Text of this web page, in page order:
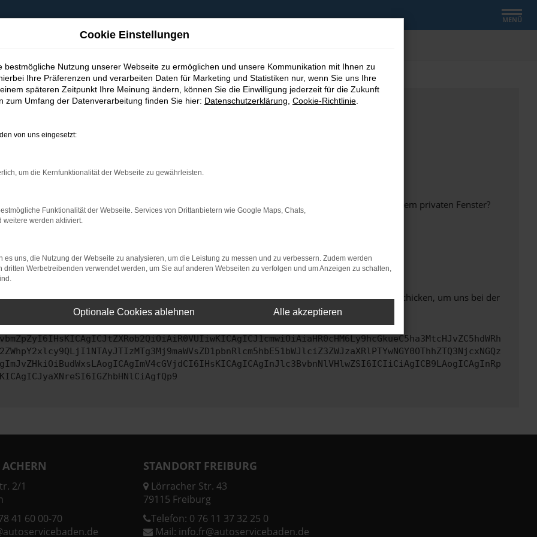
MENÜ
bestimmter Seiten verhindern. Funktioniert die Seite in einem anderen Browser oder in einem privaten Fenster?
beheben.
auf dem neuesten Stand sind.
kann auch dazu führen, dass bestimmte Funktionen nicht mehr unterstützt werden.
uns bitte. Wir werden versuchen, das Problem zu beheben. Du kannst uns diesen Text schicken, um uns bei der
2/1
41 60 00-70
STANDORT FREIBURG
Lörracher Str. 43
79115 Freiburg
Telefon: 0 76 11 37 32 25 0
Mail: info.fr@autoservicebaden.de
Cookie Einstellungen
bestmögliche Nutzung unserer Webseite zu ermöglichen und unsere Kommunikation mit Ihnen zu
Ihre Präferenzen und verarbeiten Daten für Marketing und Statistiken nur, wenn Sie uns Ihre
späteren Zeitpunkt Ihre Meinung ändern, können Sie die Einwilligung jederzeit für die Zukunft
zum Umfang der Datenverarbeitung finden Sie hier: Datenschutzerklärung Cookie-Richtlinie
von uns eingesetzt:
um die Kernfunktionalität der Webseite zu gewährleisten.
Funktionalität der Webseite. Services von Drittanbietern wie Google Maps, Chats,
weitere werden aktiviert.
es uns, die Nutzung der Webseite zu analysieren, um die Leistung zu messen und zu verbessern. Zudem werden
dritten Werbetreibenden verwendet werden, um Sie auf anderen Webseiten zu verfolgen und um Anzeigen zu schalten,
Optionale Cookies ablehnen Alle akzeptieren